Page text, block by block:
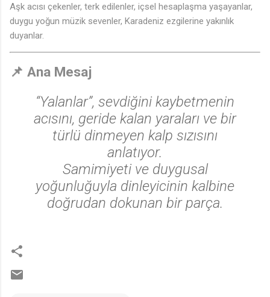
Aşk acısı çekenler, terk edilenler, içsel hesaplaşma yaşayanlar,
duygu yoğun müzik sevenler, Karadeniz ezgilerine yakınlık
duyanlar.
📌 Ana Mesaj
“Yalanlar”, sevdiğini kaybetmenin
acısını, geride kalan yaraları ve bir
türlü dinmeyen kalp sızısını
anlatıyor.
Samimiyeti ve duygusal
yoğunluğuyla dinleyicinin kalbine
doğrudan dokunan bir parça.